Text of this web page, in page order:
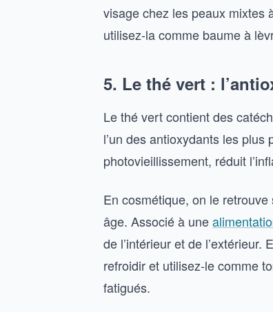
visage chez les peaux mixtes
utilisez-la comme baume à
5. Le thé vert :
Le thé vert contient des
l’un des antioxydants les
photovieillissement, réduit
En cosmétique, on le
âge. Associé à une
de l’intérieur et de
refroidir et utilisez-le comme
fatigués.